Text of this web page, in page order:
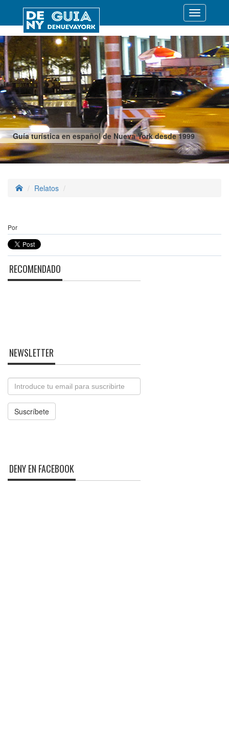
Guía turística en español de Nueva York desde 1999
Desplegar
Relatos
Por
RECOMENDADO
NEWSLETTER
Email
Suscríbete
DENY EN FACEBOOK